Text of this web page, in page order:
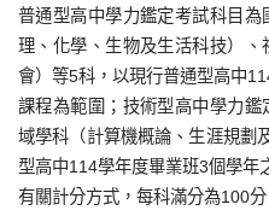
普通型高中學力鑑定考試科目
理、化學、生物及生活科技）
會）等5科，以現行普通型高中
課程為範圍；技術型高中學力
域學科（計算機概論、生涯規劃
型高中114學年度畢業班3個學年
有關計分方式，每科滿分為100